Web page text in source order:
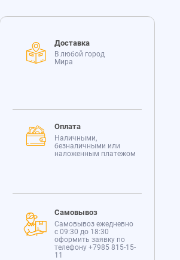
Доставка
В любой город
Мира
Оплата
Наличными,
безналичными или
наложенным платежом
Самовывоз
Самовывоз ежедневно
с 09:30 до 18:30
оформить заявку по
телефону +7985 815-15-
11